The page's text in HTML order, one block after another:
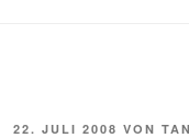
VERÖFFENTLICHT
22. JULI 2008 VON